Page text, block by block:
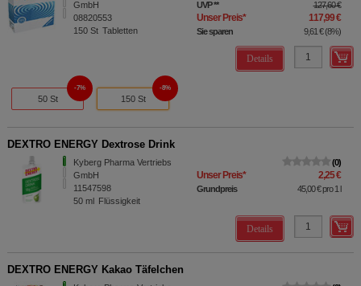
GmbH
08820553
150 St Tabletten
UVP** 127,60 €
Unser Preis* 117,99 €
Sie sparen 9,61 €(8%)
Details
50 St
7%
150 St
8%
DEXTRO ENERGY Dextrose Drink
Kyberg Pharma Vertriebs
GmbH
11547598
50 ml Flüssigkeit
0
Unser Preis* 2,25 €
Grundpreis 45,00 €pro 1 l
Details
DEXTRO ENERGY Kakao Täfelchen